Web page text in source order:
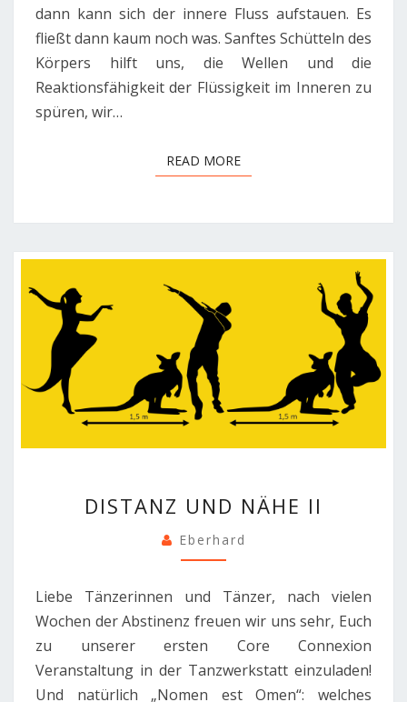
dann kann sich der innere Fluss aufstauen. Es
fließt dann kaum noch was. Sanftes Schütteln des
Körpers hilft uns, die Wellen und die
Reaktionsfähigkeit der Flüssigkeit im Inneren zu
spüren, wir…
READ MOREREAD MORE
UND
II
DISTANZ UND NÄHE II
Eberhard
Liebe Tänzerinnen und Tänzer, nach vielen
Wochen der Abstinenz freuen wir uns sehr, Euch
zu unserer ersten Core Connexion
Veranstaltung in der Tanzwerkstatt einzuladen!
Und natürlich „Nomen est Omen“: welches